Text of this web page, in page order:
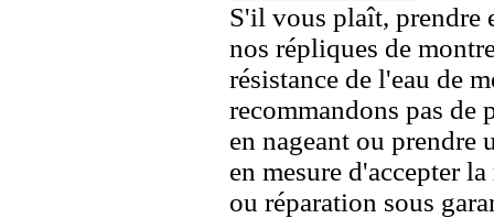
S'il vous plaît, prendre
nos répliques de
résistance de l'eau de
recommandons pas de
en nageant ou prendre
en mesure d'accepter
ou réparation sous